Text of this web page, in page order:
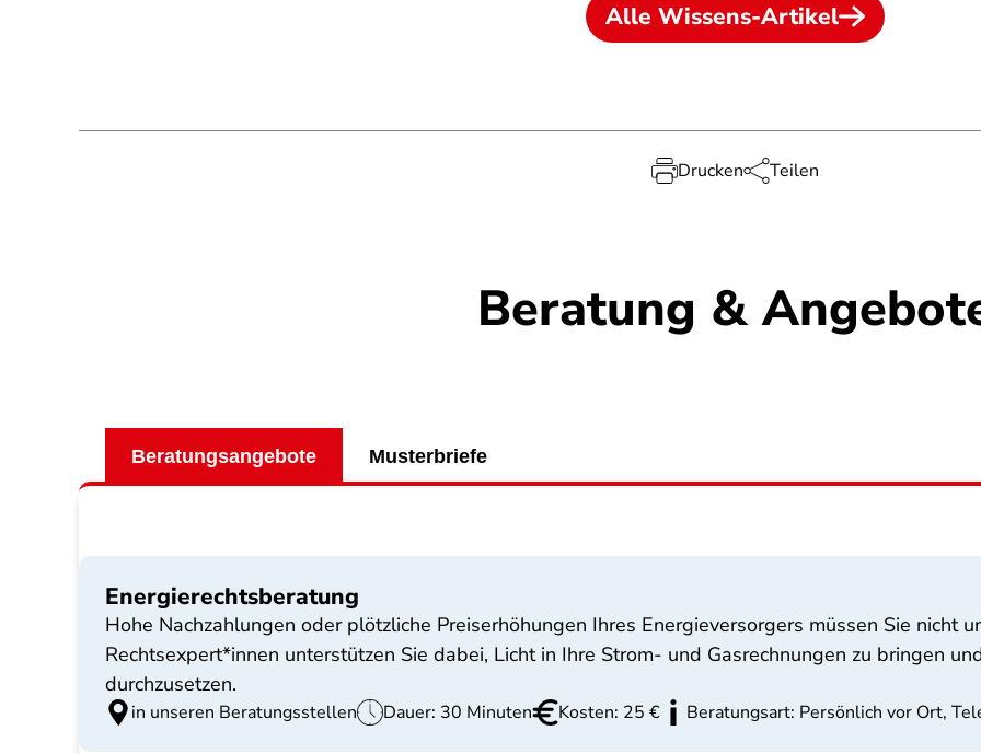
Alle Wissens-Artikel
Drucken Teilen
Beratung &
Beratungsangebote Musterbriefe
Energierechtsberatung
Hohe Nachzahlungen oder plötzliche Preiserhöhungen Ihres Energieversorgers müssen Sie nicht
Rechtsexpert*innen unterstützen Sie dabei, Licht in Ihre Strom- und Gasrechnungen zu bringen
durchzusetzen.
in unseren Beratungsstellen Dauer: 30 Minuten Kosten: 25 € Beratungsart: Persönlich vor Ort,